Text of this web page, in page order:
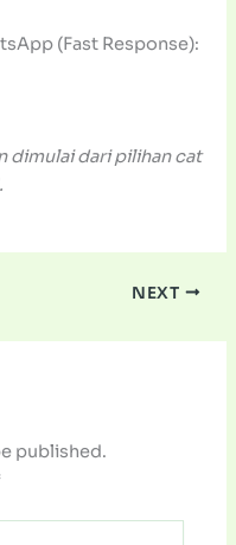
(Fast Response):
dimulai dari pilihan cat
NEXT
published.